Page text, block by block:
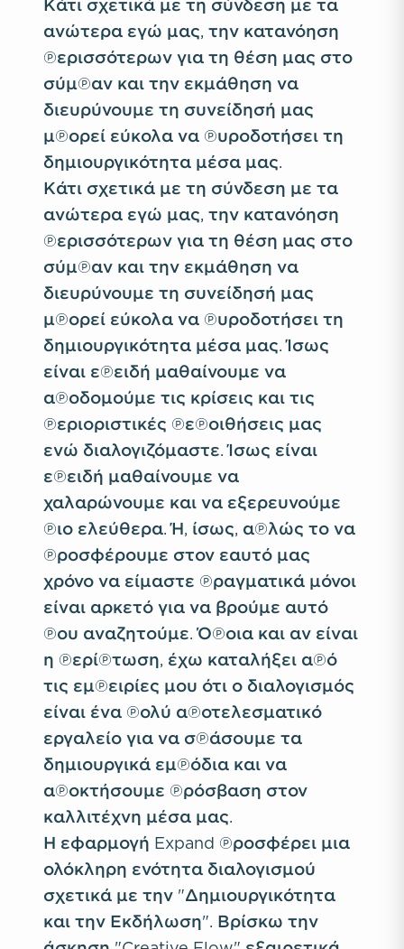
Κάτι σχετικά με τη σύνδεση με τα
ανώτερα εγώ μας, την κατανόηση
περισσότερων για τη θέση μας στο
σύμπαν και την εκμάθηση να
διευρύνουμε τη συνείδησή μας
μπορεί εύκολα να πυροδοτήσει τη
δημιουργικότητα μέσα μας.
Κάτι σχετικά με τη σύνδεση με τα
ανώτερα εγώ μας, την κατανόηση
περισσότερων για τη θέση μας στο
σύμπαν και την εκμάθηση να
διευρύνουμε τη συνείδησή μας
μπορεί εύκολα να πυροδοτήσει τη
δημιουργικότητα μέσα μας. Ίσως
είναι επειδή μαθαίνουμε να
αποδομούμε τις κρίσεις και τις
περιοριστικές πεποιθήσεις μας
ενώ διαλογιζόμαστε. Ίσως είναι
επειδή μαθαίνουμε να
χαλαρώνουμε και να εξερευνούμε
πιο ελεύθερα. Ή, ίσως, απλώς το να
προσφέρουμε στον εαυτό μας
χρόνο να είμαστε πραγματικά μόνοι
είναι αρκετό για να βρούμε αυτό
που αναζητούμε. Όποια και αν είναι
η περίπτωση, έχω καταλήξει από
τις εμπειρίες μου ότι ο διαλογισμός
είναι ένα πολύ αποτελεσματικό
εργαλείο για να σπάσουμε τα
δημιουργικά εμπόδια και να
αποκτήσουμε πρόσβαση στον
καλλιτέχνη μέσα μας.
Η εφαρμογή Expand προσφέρει μια
ολόκληρη ενότητα διαλογισμού
σχετικά με την "Δημιουργικότητα
και την Εκδήλωση". Βρίσκω την